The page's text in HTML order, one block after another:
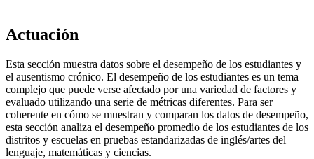
Actuación
Esta sección muestra datos sobre el desempeño de los estudiantes y
el ausentismo crónico. El desempeño de los estudiantes es un tema
complejo que puede verse afectado por una variedad de factores y
evaluado utilizando una serie de métricas diferentes. Para ser
coherente en cómo se muestran y comparan los datos de desempeño,
esta sección analiza el desempeño promedio de los estudiantes de los
distritos y escuelas en pruebas estandarizadas de inglés/artes del
lenguaje, matemáticas y ciencias.